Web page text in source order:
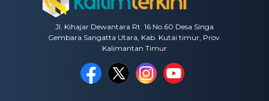
Jl. Kihajar Dewantara Rt. 16 No.60 Desa Singa
Gembara Sangatta Utara, Kab. Kutai timur, Prov.
Kalimantan Timur